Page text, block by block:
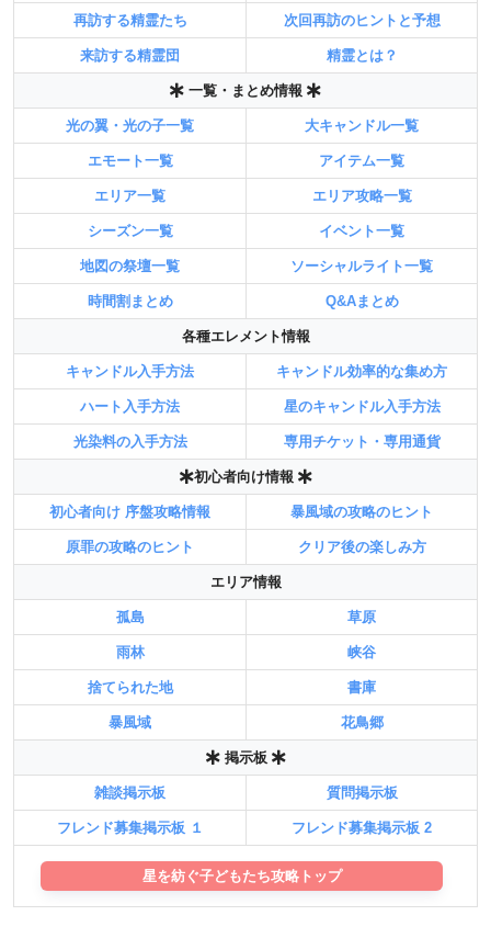
再訪する精霊たち 次回再訪のヒントと予想
来訪する精霊団 精霊とは？
一覧・まとめ情報
光の翼・光の子一覧 大キャンドル一覧
エモート一覧 アイテム一覧
エリア一覧 エリア攻略一覧
シーズン一覧 イベント一覧
地図の祭壇一覧 ソーシャルライト一覧
時間割まとめ Q&Aまとめ
各種エレメント情報
キャンドル入手方法 キャンドル効率的な集め方
ハート入手方法 星のキャンドル入手方法
光染料の入手方法 専用チケット・専用通貨
初心者向け情報
初心者向け 序盤攻略情報 暴風域の攻略のヒント
原罪の攻略のヒント クリア後の楽しみ方
エリア情報
孤島 草原
雨林 峡谷
捨てられた地 書庫
暴風域 花鳥郷
掲示板
雑談掲示板 質問掲示板
フレンド募集掲示板 １ フレンド募集掲示板 2
星を紡ぐ子どもたち攻略トップ